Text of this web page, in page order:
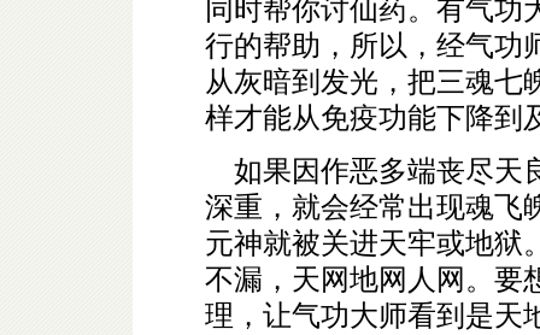
同时帮你讨仙药。有气功
行的帮助，所以，经气功
从灰暗到发光，把三魂七
样才能从免疫功能下降到
如果因作恶多端丧尽天
深重，就会经常出现魂飞
元神就被关进天牢或地狱
不漏，天网地网人网。要
理，让气功大师看到是天